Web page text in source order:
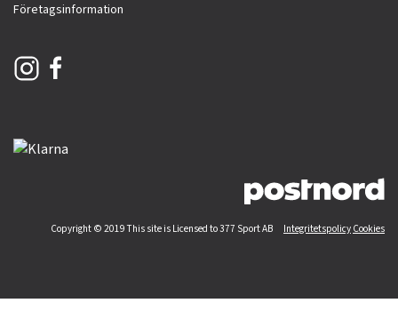
Företagsinformation
Copyright © 2019 This site is Licensed to 377 Sport AB Integritetspolicy Cookies